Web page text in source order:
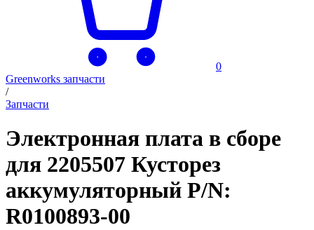
0
Greenworks запчасти
/
Запчасти
Электронная плата в сборе
для 2205507 Кусторез
аккумуляторный P/N:
R0100893-00